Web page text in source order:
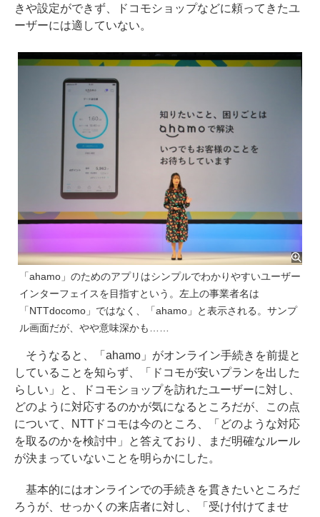
きや設定ができず、ドコモショップなどに頼ってきたユ
ーザーには適していない。
「ahamo」のためのアプリはシンプルでわかりやすいユーザー
インターフェイスを目指すという。左上の事業者名は
「NTTdocomo」ではなく、「ahamo」と表示される。サンプ
ル画面だが、やや意味深かも……
そうなると、「ahamo」がオンライン手続きを前提と
していることを知らず、「ドコモが安いプランを出した
らしい」と、ドコモショップを訪れたユーザーに対し、
どのように対応するのかが気になるところだが、この点
について、NTTドコモは今のところ、「どのような対応
を取るのかを検討中」と答えており、まだ明確なルール
が決まっていないことを明らかにした。
基本的にはオンラインでの手続きを貫きたいところだ
ろうが、せっかくの来店者に対し、「受け付けてませ